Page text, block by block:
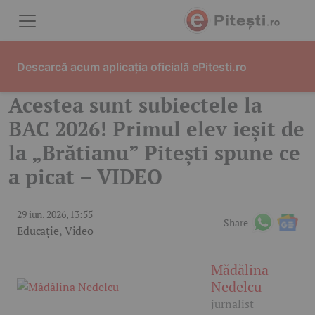
Acestea sunt subiectele la
BAC 2026! Primul elev ieșit de
la „Brătianu” Pitești spune ce
a picat – VIDEO
29 iun. 2026, 13:55
Educație,Video
Share
Mădălina
Nedelcu
jurnalist
Descarcă acum aplicația oficială ePitesti.ro